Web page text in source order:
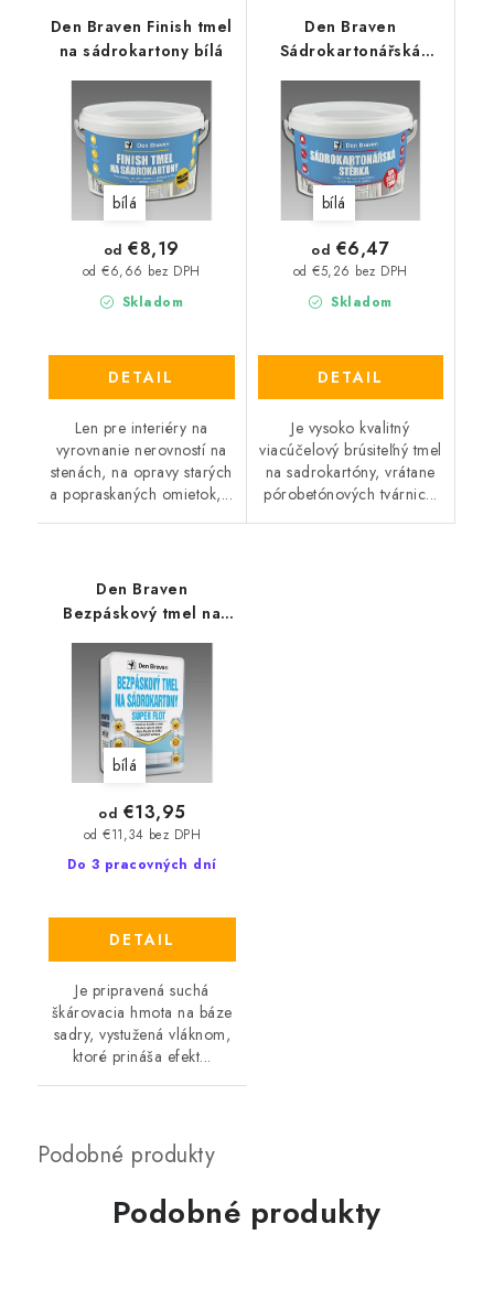
Den Braven Finish tmel
na sádrokartony bílá
bílá
Skladom
od €6,66 bez DPH
od €8,19
DETAIL
Len pre interiéry na
vyrovnanie nerovností na
stenách, na opravy starých
a popraskaných omietok,...
Den Braven
Sádrokartonářská
stěrka bílá
bílá
Skladom
od €5,26 bez DPH
od €6,47
DETAIL
Je vysoko kvalitný
viacúčelový brúsiteľný tmel
na sadrokartóny, vrátane
pórobetónových tvárnic...
Den Braven
Bezpáskový tmel na
FLOT bílá
bílá
Do 3 pracovných dní
od €11,34 bez DPH
od €13,95
DETAIL
Je pripravená suchá
škárovacia hmota na báze
sadry, vystužená vláknom,
ktoré prináša efekt...
Podobné produkty